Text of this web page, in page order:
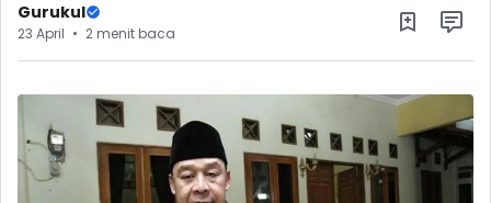
Gurukul
23 April 2 menit baca